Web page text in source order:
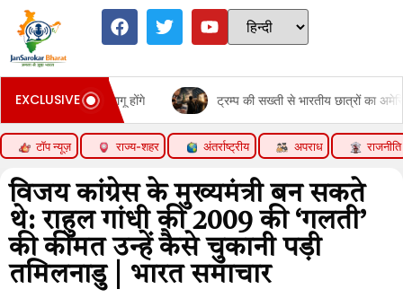
EXCLUSIVE
से लागू होंगे ट्रम्प की सख्ती से भारतीय छात्रों का अमेरिका जाना कम:65
टॉप न्यूज़ राज्य-शहर अंतर्राष्ट्रीय अपराध राजनीति
विजय कांग्रेस के मुख्यमंत्री बन सकते
थे: राहुल गांधी की 2009 की ‘गलती’
की कीमत उन्हें कैसे चुकानी पड़ी
तमिलनाडु | भारत समाचार